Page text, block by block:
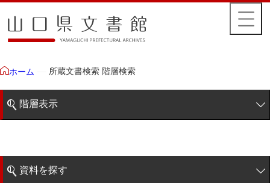
ホーム 所蔵文書検索 階層検索
階層表示
藩政文書
特定歴史公文書
資料を探す